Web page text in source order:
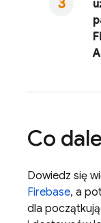
Co
Dowiedz się
Firebase, a
dla